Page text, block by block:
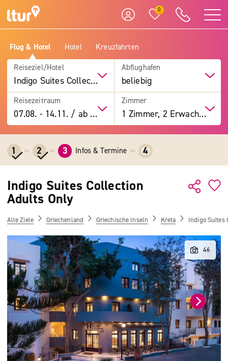
0
Flug & Hotel Hotel Kreuzfahrten
Reiseziel/Hotel
Indigo Suites Collection Adults Only
Abflughafen
beliebig
Reisezeitraum
07.08. -14.11. / ab 7 Tage
Zimmer
1 Zimmer, 2 Erwachsene
1 2 3 Infos & Termine 4
Indigo Suites Collection
Adults Only
Alle Ziele Griechenland Griechische Inseln Kreta Indigo Suites